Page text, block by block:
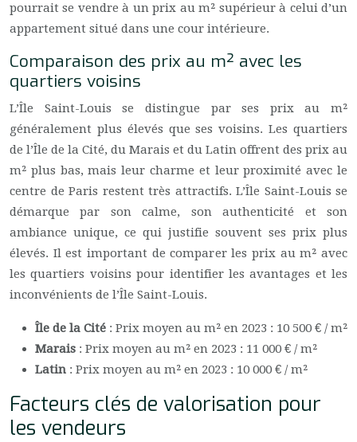
pourrait se vendre à un prix au m² supérieur à celui d’un
appartement situé dans une cour intérieure.
Comparaison des prix au m² avec les
quartiers voisins
L’Île Saint-Louis se distingue par ses prix au m²
généralement plus élevés que ses voisins. Les quartiers
de l’Île de la Cité, du Marais et du Latin offrent des prix au
m² plus bas, mais leur charme et leur proximité avec le
centre de Paris restent très attractifs. L’Île Saint-Louis se
démarque par son calme, son authenticité et son
ambiance unique, ce qui justifie souvent ses prix plus
élevés. Il est important de comparer les prix au m² avec
les quartiers voisins pour identifier les avantages et les
inconvénients de l’Île Saint-Louis.
Île de la Cité : Prix moyen au m² en 2023 : 10 500 € / m²
Marais : Prix moyen au m² en 2023 : 11 000 € / m²
Latin : Prix moyen au m² en 2023 : 10 000 € / m²
Facteurs clés de valorisation pour
les vendeurs